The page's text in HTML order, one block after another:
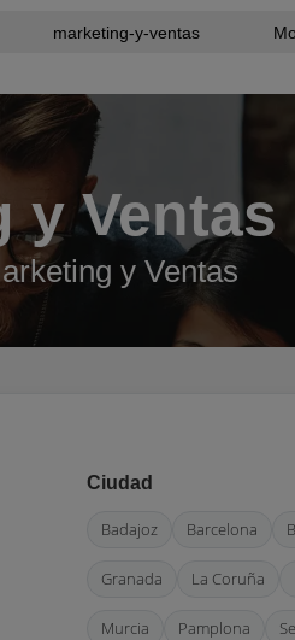
y Ventas
y Ventas
Ciudad
Badajoz Barcelona
Granada La Coruña
Murcia Pamplona